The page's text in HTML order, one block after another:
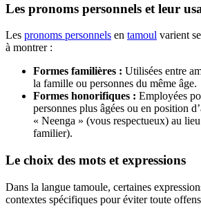
Les pronoms personnels et leur
Les pronoms personnels en tamoul varient
à montrer :
Formes familières : Utilisées entre
la famille ou personnes du même âge.
Formes honorifiques : Employées
personnes plus âgées ou en position
« Neenga » (vous respectueux) au
familier).
Le choix des mots et expressions
Dans la langue tamoule, certaines
contextes spécifiques pour éviter toute